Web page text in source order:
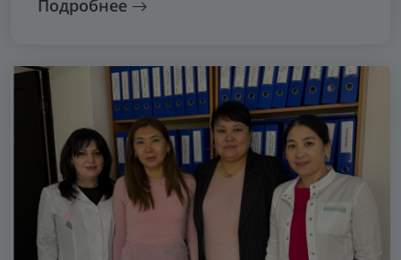
Подробнее